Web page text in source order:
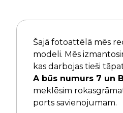
Šajā fotoattēlā mēs
modeli. Mēs
kas darbojas tieši
A būs numurs 7 un
meklēsim
ports savienojumam.